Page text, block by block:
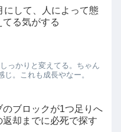
にして、人によって態
てる気がする
っかりと変えてる。ちゃん
。これも成長やなー。
のブロックが1つ足りへ
返却までに必死で探す